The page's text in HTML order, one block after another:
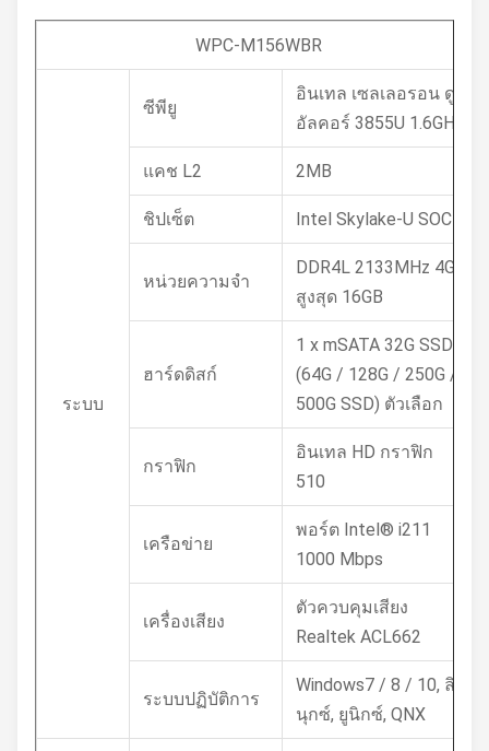
WPC-M156WBR
ระบบ
ซีพียู
อินเทล เซลเลอรอน ดู
อัลคอร์ 3855U 1.6GHz
แคช L2 2MB
ชิปเซ็ต Intel Skylake-U SOC
หน่วยความจำ
DDR4L 2133MHz 4GB
สูงสุด 16GB
ฮาร์ดดิสก์
1 x mSATA 32G SSD /
(64G / 128G / 250G /
500G SSD) ตัวเลือก
กราฟิก
อินเทล HD กราฟิก
510
เครือข่าย
พอร์ต Intel® i211
1000 Mbps
เครื่องเสียง
ตัวควบคุมเสียง
Realtek ACL662
ระบบปฏิบัติการ
Windows7 / 8 / 10, ลิ
นุกซ์, ยูนิกซ์, QNX